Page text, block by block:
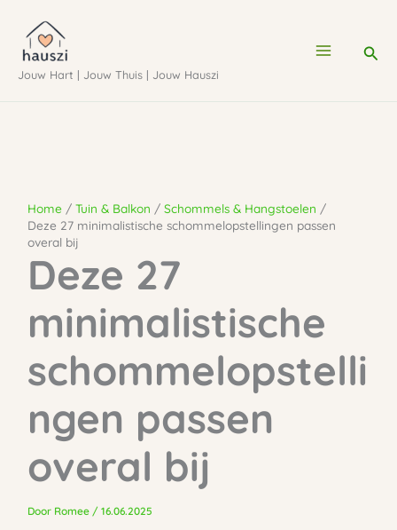
naar
deJouw Hart | Jouw Thuis | Jouw Hauszi
Home Tuin & Balkon
Schommels & Hangstoelen
Deze 27 minimalistische schommelopstellingen passen
overal bij
Deze 27
minimalistische
schommelopstelli
ngen passen
overal bij
Door Romee / 16.06.2025